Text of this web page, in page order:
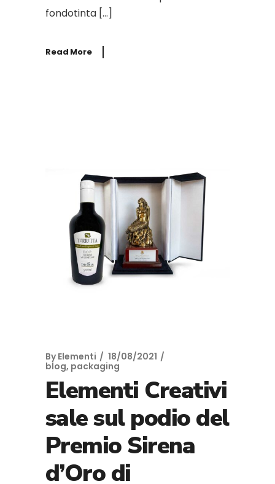
fondotinta […]
Read More
By Elementi
18/08/2021
blog, packaging
Elementi Creativi
sale sul podio del
Premio Sirena
d’Oro di